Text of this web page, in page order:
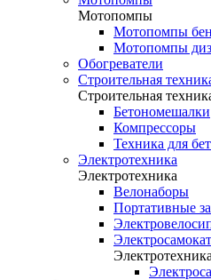
Мотопомпы
Мотопомпы
Мотопомпы
Обогреватели
Строительная
Строительная
Бетономешалки
Компрессоры
Техника для
Электротехника
Электротехника
Велонаборы
Портативные
Электротехника